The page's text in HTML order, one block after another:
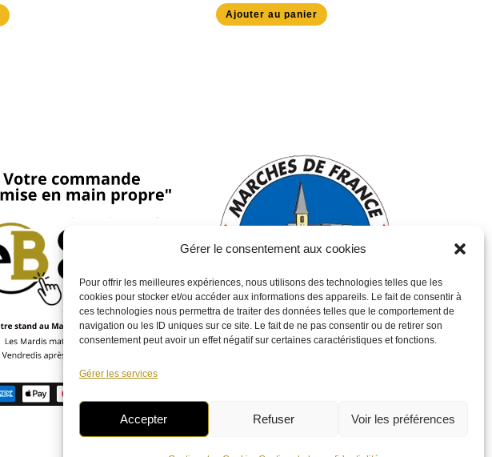
Gérer le consentement aux cookies
Pour offrir les meilleures expériences, nous utilisons des technologies telles que les
cookies pour stocker et/ou accéder aux informations des appareils. Le fait de consentir à
ces technologies nous permettra de traiter des données telles que le comportement de
navigation ou les ID uniques sur ce site. Le fait de ne pas consentir ou de retirer son
consentement peut avoir un effet négatif sur certaines caractéristiques et fonctions.
Gérer les services
Accepter Refuser Voir les préférences
Ajouter au panier